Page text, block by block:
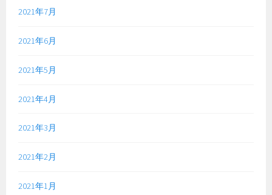
2021年7月
2021年6月
2021年5月
2021年4月
2021年3月
2021年2月
2021年1月